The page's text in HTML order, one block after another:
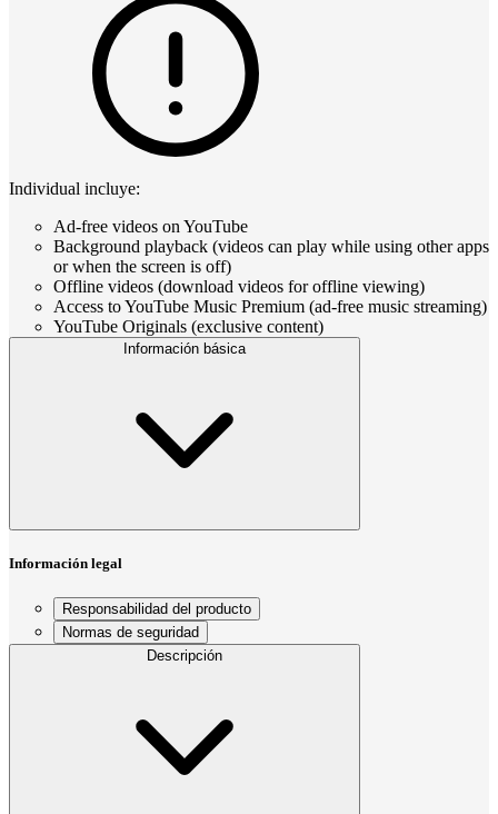
Individual incluye:
Ad-free videos on YouTube
Background playback (videos can play while using other apps
or when the screen is off)
Offline videos (download videos for offline viewing)
Access to YouTube Music Premium (ad-free music streaming)
YouTube Originals (exclusive content)
Información básica
Información legal
Responsabilidad del producto
Normas de seguridad
Descripción